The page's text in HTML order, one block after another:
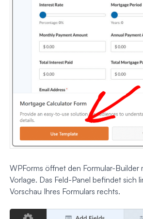
WPForms öffnet den Formular-Builder
Vorlage. Das Feld-Panel befindet sich
Vorschau Ihres Formulars rechts.